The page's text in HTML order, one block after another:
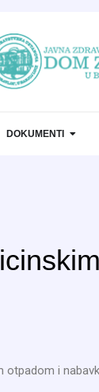
DOKUMENTI
i